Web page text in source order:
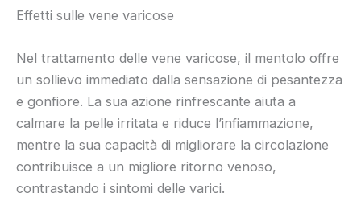
Effetti sulle vene varicose
Nel trattamento delle vene varicose, il mentolo offre
un sollievo immediato dalla sensazione di pesantezza
e gonfiore. La sua azione rinfrescante aiuta a
calmare la pelle irritata e riduce l’infiammazione,
mentre la sua capacità di migliorare la circolazione
contribuisce a un migliore ritorno venoso,
contrastando i sintomi delle varici.